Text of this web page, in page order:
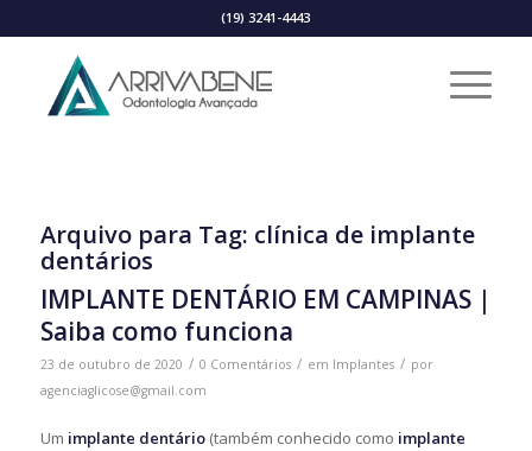
(19) 3241-4443
Arquivo para Tag: clínica de implante
dentários
IMPLANTE DENTÁRIO EM CAMPINAS |
Saiba como funciona
23 de outubro de 2020 / 0 Comentários / em Implantes / por
agenciaglicose@gmail.com
Um implante dentário (também conhecido como implante